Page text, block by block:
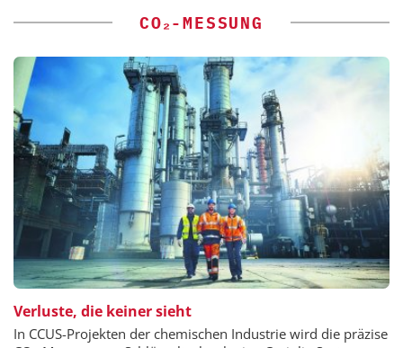
CO₂-MESSUNG
Verluste, die keiner sieht
In CCUS-Projekten der chemischen Industrie wird die präzise